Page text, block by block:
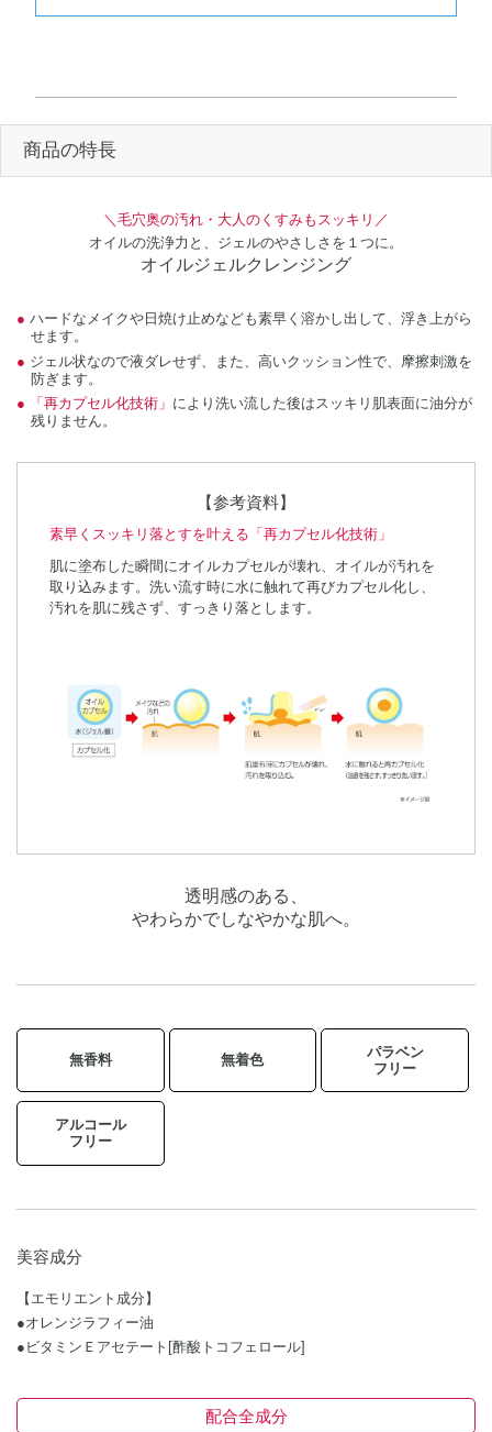
商品の特長
＼毛穴奥の汚れ・大人のくすみもスッキリ／
オイルの洗浄力と、ジェルのやさしさを１つに。
オイルジェルクレンジング
ハードなメイクや日焼け止めなども素早く溶かし出して、浮き上がら
せます。
ジェル状なので液ダレせず、また、高いクッション性で、摩擦刺激を
防ぎます。
「再カプセル化技術」 により洗い流した後はスッキリ肌表面に油分が
残りません。
【参考資料】
素早くスッキリ落とすを叶える「再カプセル化技術」
肌に塗布した瞬間にオイルカプセルが壊れ、オイルが汚れを
取り込みます。洗い流す時に水に触れて再びカプセル化し、
汚れを肌に残さず、すっきり落とします。
透明感のある、
やわらかでしなやかな肌へ。
無香料 無着色
パラベン
フリー
アルコール
フリー
美容成分
【エモリエント成分】
●オレンジラフィー油
●ビタミンＥアセテート[酢酸トコフェロール]
配合全成分